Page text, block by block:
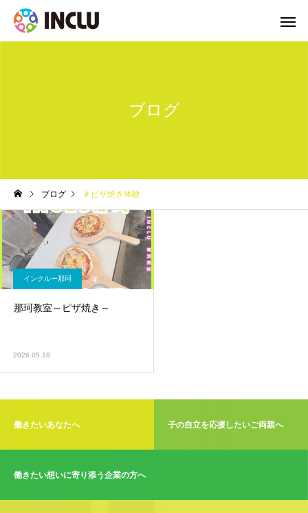
ブログ
ブログ ＃ピザ焼き体験
インクルー那珂
那珂教室～ピザ焼き～
2026.05.18
働きたいあなたへ 子の自立を応援したいご両親へ
働きたい想いに寄り添う企業の方へ